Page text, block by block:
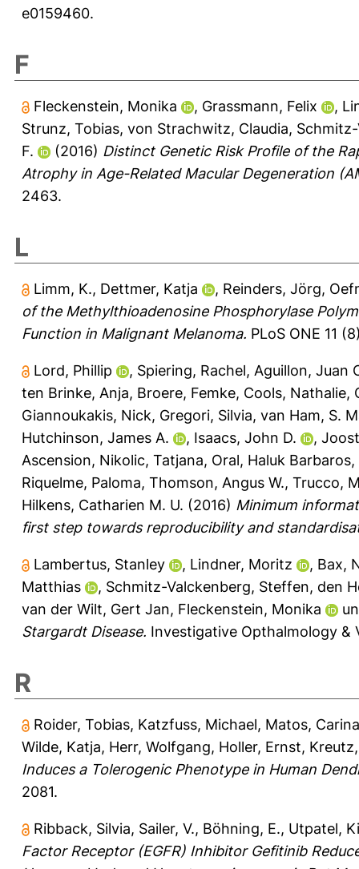
e0159460.
F
Fleckenstein, Monika , Grassmann, Felix ,
Strunz, Tobias, von Strachwitz, Claudia,
F.
(2016) Distinct Genetic Risk Profile of the
Atrophy in Age-Related Macular Degeneration
2463.
L
Limm, K., Dettmer, Katja , Reinders, Jörg,
of the Methylthioadenosine Phosphorylase
Function in Malignant Melanoma. PLoS ONE 11
Lord, Phillip , Spiering, Rachel, Aguillon, Juan
ten Brinke, Anja, Broere, Femke, Cools, Nathalie,
Giannoukakis, Nick, Gregori, Silvia, van Ham, S.
Hutchinson, James A.
, Isaacs, John D. ,
Ascension, Nikolic, Tatjana, Oral, Haluk Barbaros,
Riquelme, Paloma, Thomson, Angus W., Trucco,
Hilkens, Catharien M. U. (2016) Minimum
first step towards reproducibility and
Lambertus, Stanley , Lindner, Moritz , Bax,
Matthias
, Schmitz-Valckenberg, Steffen, den
van der Wilt, Gert Jan, Fleckenstein, Monika
Stargardt Disease. Investigative Opthalmology &
R
Roider, Tobias, Katzfuss, Michael, Matos, Carina
Wilde, Katja, Herr, Wolfgang, Holler, Ernst,
Induces a Tolerogenic Phenotype in Human
2081.
Ribback, Silvia, Sailer, V., Böhning, E., Utpatel,
Factor Receptor (EGFR) Inhibitor Gefitinib